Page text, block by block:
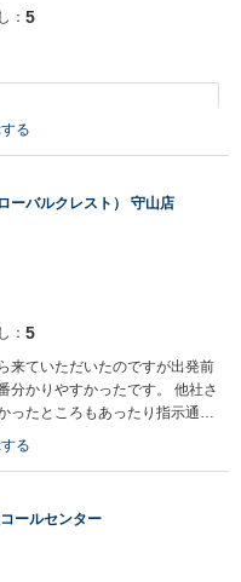
： 5
テージでございます。この
まいります。スタッフ一
る
ーバルクレスト） 守山店
： 5
来ていただいたのですが出発前
分かりやすかったです。 他社さ
ったところもあったり指示通り
いところがあり今回色々と学ば
いです。 ありがとうございま
のご契約ありがとうござい
だ
とうございました！
る
ールセンター